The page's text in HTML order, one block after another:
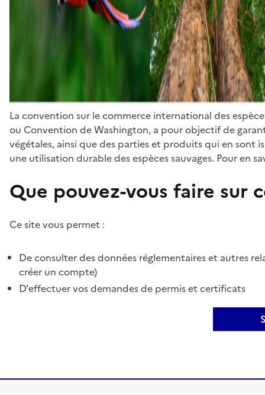
La convention sur le commerce international des
ou Convention de Washington, a pour objectif de
végétales, ainsi que des parties et produits qui en sont
une utilisation durable des espèces sauvages. Pour en
Que pouvez-vous faire sur
Ce site vous permet :
De consulter des données réglementaires et autres
créer un compte)
D'effectuer vos demandes de permis et certificats